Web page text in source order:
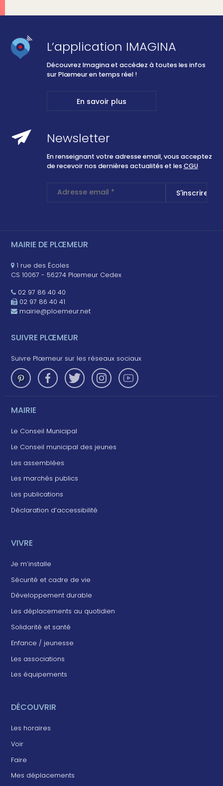
L’application IMAGINA
Découvrez Imagina et accédez à toutes les infos
sur Plœmeur en temps réel !
En savoir plus
Newsletter
En renseignant votre adresse email, vous acceptez
de recevoir nos dernières actualités et les CGU
MAIRIE DE PLŒMEUR
1 rue des Écoles
CS 10067 - 56274 Plœmeur Cedex
02 97 86 40 40
02 97 86 40 41
mairie@ploemeur.net
SUIVRE PLŒMEUR
Suivre Plœmeur sur les réseaux sociaux
MAIRIE
Le Conseil Municipal
Le Conseil municipal des jeunes
Les assemblées
Les marchés publics
Les publications
Déclaration d’accessibilité
VIVRE
Je m’installe
Sécurité et cadre de vie
Développement durable
Les déplacements au quotidien
Solidarité et santé
Enfance / jeunesse
Les associations
Les équipements
DÉCOUVRIR
Les horaires
Voir
Faire
Mes déplacements